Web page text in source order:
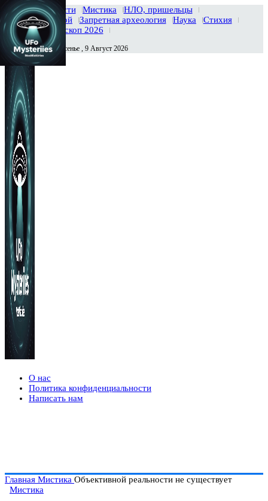
Главная Новости Мистика
НЛО, пришельцы
Тайны вселенной
Запретная археология Наука
Стихия
История
Гороскоп 2026
Сегодня Воскресенье , 9 Август 2026
О нас
Политика конфиденциальности
Написать нам
Главная Мистика Объективной реальности не существует
Мистика